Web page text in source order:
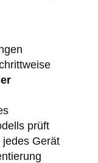
prüft
Gerät